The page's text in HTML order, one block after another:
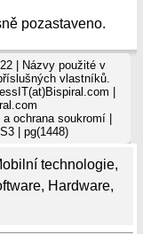
technologie,
, Hardware,
pozastaveno.
| Názvy použité v
vlastníků.
|
ochrana soukromí|
| pg(1448)